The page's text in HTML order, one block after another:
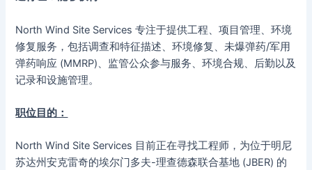
North Wind Site Services 专注于提供工程、项目管理、环境
修复服务，包括调查和特征描述、环境修复、未爆弹药/军用
弹药响应 (MMRP)、监管公众参与服务、环境合规、后勤以及
记录和设施管理。
职位目的：
North Wind Site Services 目前正在寻找工程师，为位于明尼
苏达州安克雷奇的埃尔门多夫-理查德森联合基地 (JBER) 的